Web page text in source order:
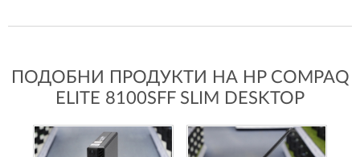
ПОДОБНИ ПРОДУКТИ НА HP COMPAQ
ELITE 8100SFF SLIM DESKTOP